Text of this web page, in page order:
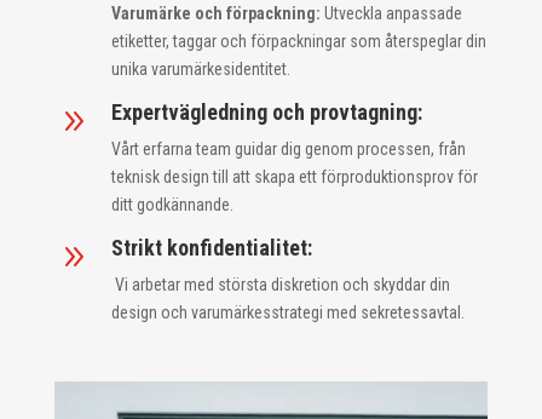
Varumärke och förpackning: Utveckla anpassade
etiketter, taggar och förpackningar som återspeglar din
unika varumärkesidentitet.
9 Expertvägledning och provtagning:
Vårt erfarna team guidar dig genom processen, från
teknisk design till att skapa ett förproduktionsprov för
ditt godkännande.
9 Strikt konfidentialitet:
Vi arbetar med största diskretion och skyddar din
design och varumärkesstrategi med sekretessavtal.